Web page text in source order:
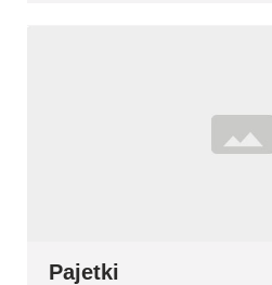
Pajetki